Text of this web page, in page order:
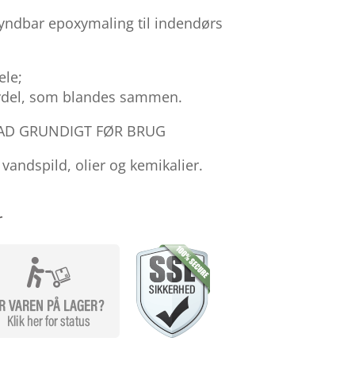
epoxymaling til indendørs
som blandes sammen.
GRUNDIGT FØR BRUG
olier og kemikalier.